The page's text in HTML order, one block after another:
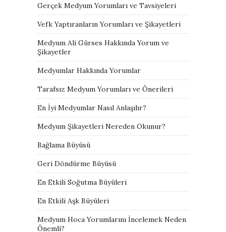
Gerçek Medyum Yorumları ve Tavsiyeleri
Vefk Yaptıranların Yorumları ve Şikayetleri
Medyum Ali Gürses Hakkında Yorum ve
Şikayetler
Medyumlar Hakkında Yorumlar
Tarafsız Medyum Yorumları ve Önerileri
En İyi Medyumlar Nasıl Anlaşılır?
Medyum Şikayetleri Nereden Okunur?
Bağlama Büyüsü
Geri Döndürme Büyüsü
En Etkili Soğutma Büyüleri
En Etkili Aşk Büyüleri
Medyum Hoca Yorumlarını İncelemek Neden
Önemli?